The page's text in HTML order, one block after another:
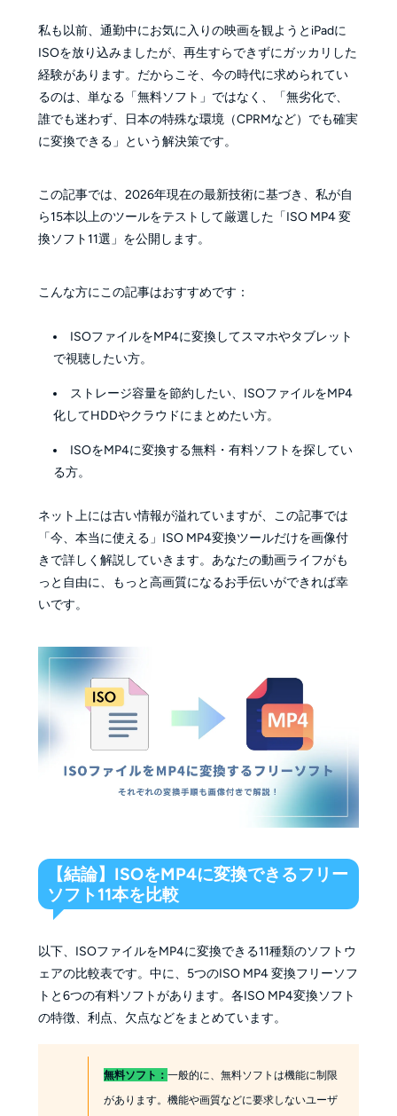
私も以前、通勤中にお気に入りの映画を観ようとiPadに
ISOを放り込みましたが、再生すらできずにガッカリした
経験があります。だからこそ、今の時代に求められてい
るのは、単なる「無料ソフト」ではなく、「無劣化で、
誰でも迷わず、日本の特殊な環境（CPRMなど）でも確実
に変換できる」という解決策です。
この記事では、2026年現在の最新技術に基づき、私が自
ら15本以上のツールをテストして厳選した「ISO MP4 変
換ソフト11選」を公開します。
こんな方にこの記事はおすすめです：
ISOファイルをMP4に変換してスマホやタブレット
で視聴したい方。
ストレージ容量を節約したい、ISOファイルをMP4
化してHDDやクラウドにまとめたい方。
ISOをMP4に変換する無料・有料ソフトを探してい
る方。
ネット上には古い情報が溢れていますが、この記事では
「今、本当に使える」ISO MP4変換ツールだけを画像付
きで詳しく解説していきます。あなたの動画ライフがも
っと自由に、もっと高画質になるお手伝いができれば幸
いです。
【結論】ISOをMP4に変換できるフリー
ソフト11本を比較
以下、ISOファイルをMP4に変換できる11種類のソフトウ
ェアの比較表です。中に、5つのISO MP4 変換フリーソフ
トと6つの有料ソフトがあります。各ISO MP4変換ソフト
の特徴、利点、欠点などをまとめています。
無料ソフト：一般的に、無料ソフトは機能に制限
があります。機能や画質などに要求しないユーザ